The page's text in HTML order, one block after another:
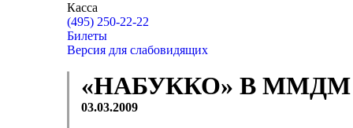
Касса
(495) 250-22-22
Билеты
Версия для слабовидящих
«НАБУККО» В ММДМ
03.03.2009